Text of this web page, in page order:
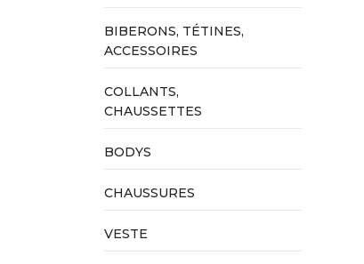
BIBERONS, TÉTINES,
ACCESSOIRES
COLLANTS,
CHAUSSETTES
BODYS
CHAUSSURES
VESTE